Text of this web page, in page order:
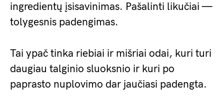
ingredientų įsisavinimas. Pašalinti likučiai —
tolygesnis padengimas.
Tai ypač tinka riebiai ir mišriai odai, kuri turi
daugiau talginio sluoksnio ir kuri po
paprasto nuplovimo dar jaučiasi padengta.